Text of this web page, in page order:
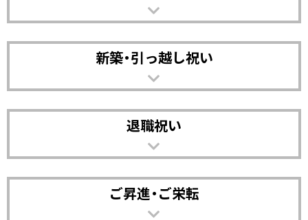
新築・引っ越し祝い
退職祝い
ご昇進・ご栄転